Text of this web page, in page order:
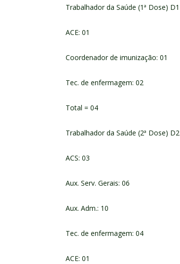
Trabalhador da Saúde (1ª Dose) D1
ACE: 01
Coordenador de imunização: 01
Tec. de enfermagem: 02
Total = 04
Trabalhador da Saúde (2ª Dose) D2
ACS: 03
Aux. Serv. Gerais: 06
Aux. Adm.: 10
Tec. de enfermagem: 04
ACE: 01